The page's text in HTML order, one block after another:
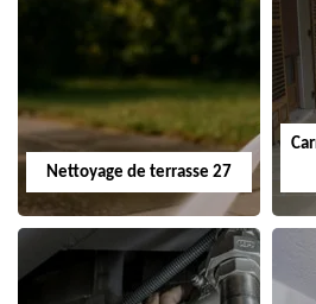
Nettoyage de terrasse 27